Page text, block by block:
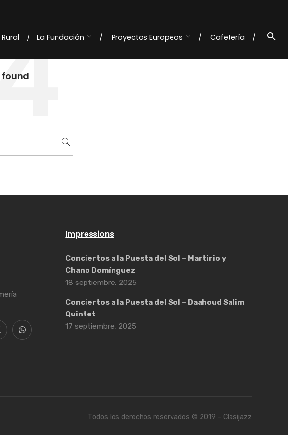
La Fundación Proyectos Europeos
Cafetería
found
Impressions
Conciertos a la Puesta del Sol – Martirio y
Chano Domínguez
18 septiembre, 2025
Conciertos a la Puesta del Sol – Daahoud Salim
Quintet
17 septiembre, 2025
Todos los derechos reservados © 2019 - Clasijazz